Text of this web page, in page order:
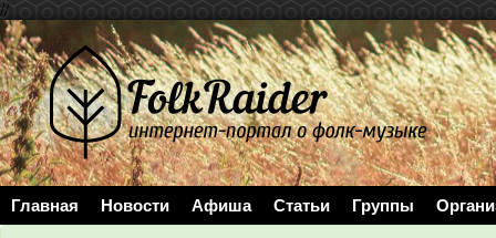
//
Главная Новости Афиша Статьи Группы